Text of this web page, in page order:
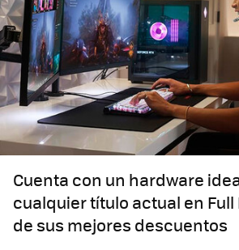
Cuenta con un hardware
cualquier título actual en Full
de sus mejores descuentos